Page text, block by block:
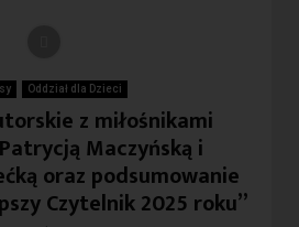
Oddział dla Dzieci
z miłośnikami
Maczyńską i
oraz podsumowanie
Czytelnik 2025 roku”